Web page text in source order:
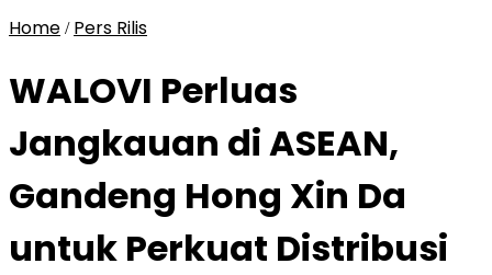
Home / Pers Rilis
WALOVI Perluas
Jangkauan di ASEAN,
Gandeng Hong Xin Da
untuk Perkuat Distribusi